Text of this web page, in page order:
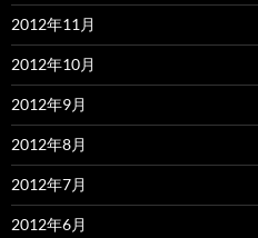
2012年11月
2012年10月
2012年9月
2012年8月
2012年7月
2012年6月